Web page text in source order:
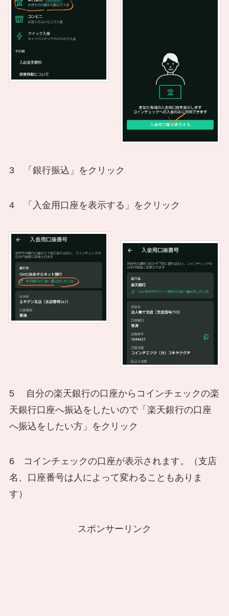
3 「銀行振込」をクリック
4 「入金用口座を表示する」をクリック
5 自分の楽天銀行の口座からコインチェックの楽
天銀行口座へ振込をしたいので「楽天銀行の口座
へ振込をしたい方」をクリック
6 コインチェックの口座が表示されます。（支店
名、口座番号は人によって変わることもありま
す）
スポンサーリンク